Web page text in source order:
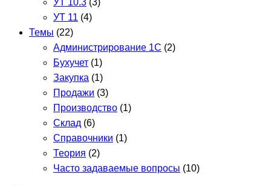
УТ 10.3 (3)
УТ 11 (4)
Темы (22)
Администрирование 1С (2)
Бухучет (1)
Закупка (1)
Продажи (3)
Производство (1)
Склад (6)
Справочники (1)
Теория (2)
Часто задаваемые вопросы (10)